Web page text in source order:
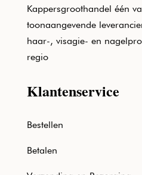
Kappersgroothandel één
toonaangevende
haar-, visagie- en
regio
Klantenservice
Bestellen
Betalen